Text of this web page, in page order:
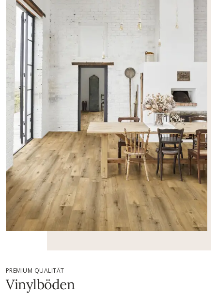
PREMIUM QUALITÄT
Vinylböden